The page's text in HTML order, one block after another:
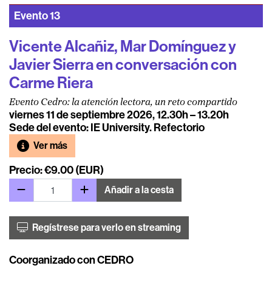
Evento13
Vicente Alcañiz, Mar Domínguez y
Javier Sierra en conversación con
Carme Riera
Evento Cedro: la atención lectora, un reto compartido
viernes 11 de septiembre 2026, 12.30h – 13.20h
Sede del evento: IE University. Refectorio
Ver más
Precio: €9.00 (EUR)
Añadir a la cesta
Regístrese para verlo en streaming
Coorganizado con CEDRO